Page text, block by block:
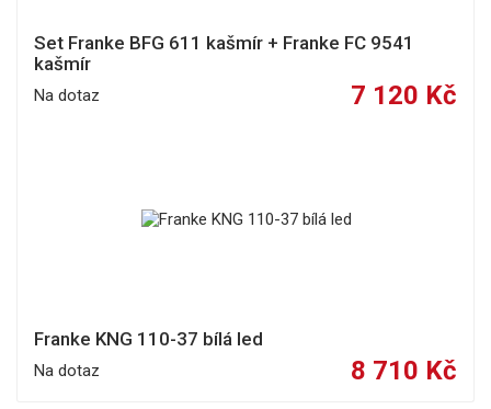
Set Franke BFG 611 kašmír + Franke FC 9541
kašmír
Na dotaz 7 120 Kč
Franke KNG 110-37 bílá led
Na dotaz 8 710 Kč